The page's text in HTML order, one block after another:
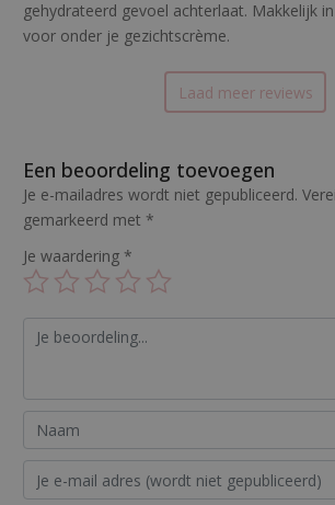
gehydrateerd gevoel achterlaat. Makkelijk
voor onder je gezichtscrème.
Laad meer reviews
Een beoordeling toevoegen
Je e-mailadres wordt niet gepubliceerd.
gemarkeerd met *
Je waardering *